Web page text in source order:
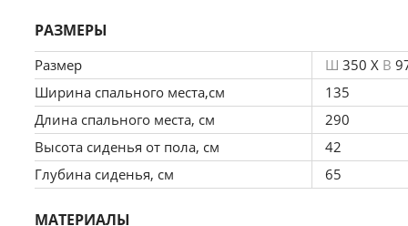
Диван "Майами-4" оснащен механизмом
механизм обеспечивает комфортное и удобное
Кроме того, диван имеет ящик для белья, который
характеристикам и качеству материалов, диван
РАЗМЕРЫ
Размер Ш 350 X В
Ширина спального места,см
135
Длина спального места, см
290
Высота сиденья от пола, см
42
Глубина сиденья, см
65
МАТЕРИАЛЫ